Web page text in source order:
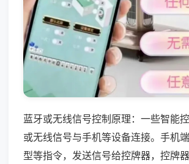
蓝牙或无线信号控制原理：一些智能
或无线信号与手机等设备连接。手机
型等指令，发送信号给控牌器，控牌